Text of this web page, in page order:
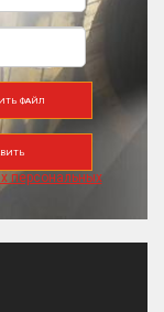
ФАЙЛ
персональных